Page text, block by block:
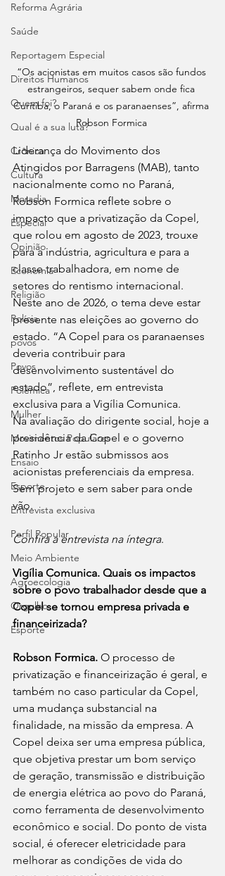
Reforma Agrária
Saúde
Reportagem Especial
Direitos Humanos
Quem foi?
Qual é a sua luta?
Crônica
Cultura
Moradia
Especial
Opinião
Economia
Religião
Polícia
povos
Povos
Polêmica
Mulher
Movimentos Populares
Ensaio
Esporte
Entrevista exclusiva
Perfil Popular
Meio Ambiente
Agroecologia
Orgulho
Esporte
“Os acionistas em muitos casos são fundos
estrangeiros, sequer sabem onde fica
Curitiba, o Paraná e os paranaenses”, afirma
Robson Formica
Liderança do Movimento dos
Atingidos por Barragens (MAB), tanto
nacionalmente como no Paraná,
Robson Formica reflete sobre o
impacto que a privatização da Copel,
que rolou em agosto de 2023, trouxe
para a indústria, agricultura e para a
classe trabalhadora, em nome de
setores do rentismo internacional.
Neste ano de 2026, o tema deve estar
presente nas eleições ao governo do
estado. “A Copel para os paranaenses
deveria contribuir para
desenvolvimento sustentável do
estado”, reflete, em entrevista
exclusiva para a Vigília Comunica.
Na avaliação do dirigente social, hoje a
presidência da Copel e o governo
Ratinho Jr estão submissos aos
acionistas preferenciais da empresa.
Sem projeto e sem saber para onde
vão.
Confira a entrevista na íntegra.
Vigília Comunica. Quais os impactos
sobre o povo trabalhador desde que a
Copel se tornou empresa privada e
financeirizada?
Robson Formica. O processo de
privatização e financeirização é geral, e
também no caso particular da Copel,
uma mudança substancial na
finalidade, na missão da empresa. A
Copel deixa ser uma empresa pública,
que objetiva prestar um bom serviço
de geração, transmissão e distribuição
de energia elétrica ao povo do Paraná,
como ferramenta de desenvolvimento
econômico e social. Do ponto de vista
social, é oferecer eletricidade para
melhorar as condições de vida do